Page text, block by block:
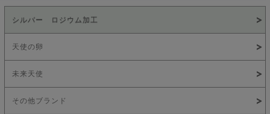
シルバー ロジウム加工
天使の卵
未来天使
その他ブランド